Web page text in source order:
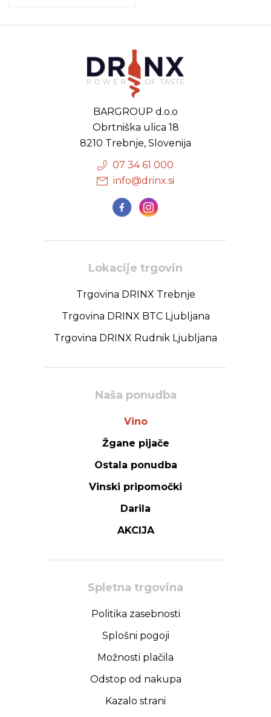
BARGROUP d.o.o
Obrtniška ulica 18
8210 Trebnje, Slovenija
07 34 61 000
info@drinx.si
Lokacije trgovin
Trgovina DRINX Trebnje
Trgovina DRINX BTC Ljubljana
Trgovina DRINX Rudnik Ljubljana
Naša ponudba
Vino
Žgane pijače
Ostala ponudba
Vinski pripomočki
Darila
AKCIJA
Spletna trgovina
Politika zasebnosti
Splošni pogoji
Možnosti plačila
Odstop od nakupa
Kazalo strani